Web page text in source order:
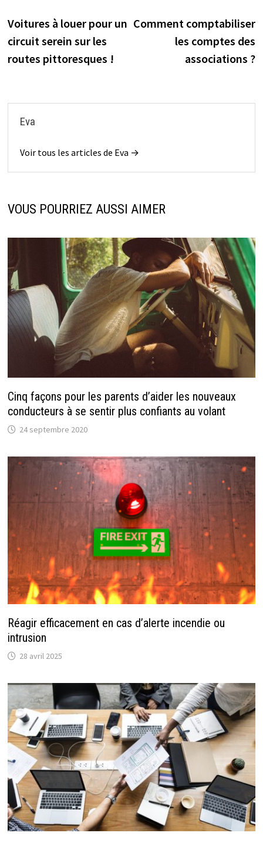
de
l’article
Voitures à louer pour un
circuit serein sur les
routes pittoresques !
Comment comptabiliser
les comptes des
associations ?
Eva
Voir tous les articles de Eva →
VOUS POURRIEZ AUSSI AIMER
Cinq façons pour les parents d’aider les nouveaux
conducteurs à se sentir plus confiants au volant
24 septembre 2020
Réagir efficacement en cas d’alerte incendie ou
intrusion
28 avril 2025